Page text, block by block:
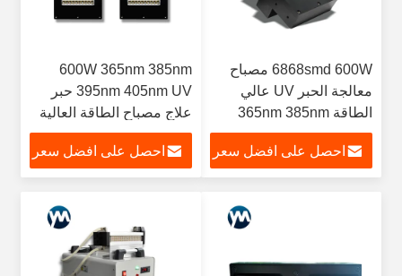
6868smd 600W مصباح
معالجة الحبر UV عالي
الطاقة 365nm 385nm
395nm 405nm
احصل على افضل سعر
600W 365nm 385nm
395nm 405nm UV حبر
علاج مصباح الطاقة العالية
احصل على افضل سعر